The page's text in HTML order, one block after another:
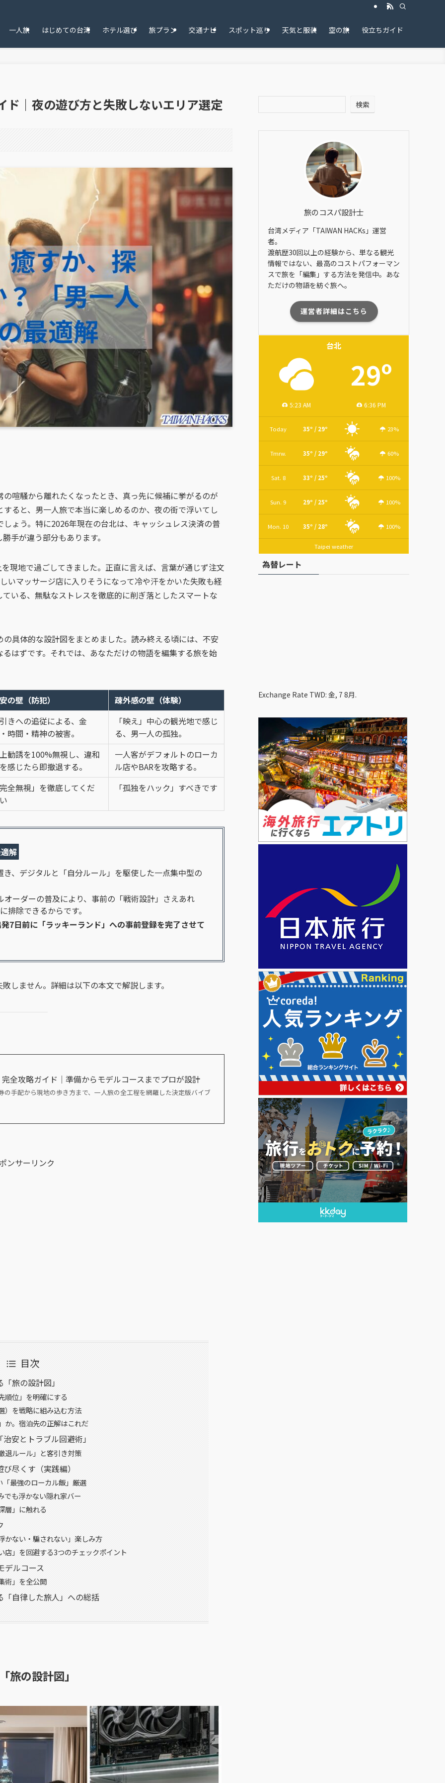
一人旅 はじめての台湾 ホテル選び 旅プラン 交通ナビ スポット巡り 天気と服装 空の旅 役立ちガイド
｜夜の遊び方と失敗しないエリア選定
喧騒から離れたくなったとき、真っ先に候補に挙がるのが
ると、男一人旅で本当に楽しめるのか、夜の街で浮いてし
ょう。特に2026年現在の台北は、キャッシュレス決済の普
手が違う部分もあります。
現地で過ごしてきました。正直に言えば、言葉が通じず注文
いマッサージ店に入りそうになって冷や汗をかいた失敗も経
いる、無駄なストレスを徹底的に削ぎ落としたスマートな
具体的な設計図をまとめました。読み終える頃には、不安
はずです。それでは、あなただけの物語を編集する旅を始
の壁（防犯）
疎外感の壁（体験）
きへの追従による、金
時間・精神の被害。
「映え」中心の観光地で感じ
る、男一人の孤独。
勧誘を100%無視し、違和
感じたら即撤退する。
一人客がデフォルトのローカ
ル店やBARを攻略する。
全無視」を徹底してくだ
「孤独をハック」すべきです
解
、デジタルと「自分ルール」を駆使した一点集中型の
ーダーの普及により、事前の「戦術設計」さえあれ
排除できるからです。
7日前に「ラッキーランド」への事前登録を完了させて
しません。詳細は以下の本文で解説します。
全攻略ガイド｜準備からモデルコースまでプロが設計
の手配から現地の歩き方まで、一人旅の全工程を網羅した決定版バイブ
ンサーリンク
目次
旅の設計図」
順位」を明確にする
）を戦略に組み込む方法
か。宿泊先の正解はこれだ
安とトラブル回避術」
退ルール」と客引き対策
尽くす（実践編）
最強のローカル飯」厳選
でも浮かない隠れ家バー
層」に触れる
かない・騙されない」楽しみ方
店」を回避する3つのチェックポイント
デルコース
術」を全公開
自律した旅人」への総括
旅の設計図」
検索
旅のコスパ設計士
台湾メディア「TAIWAN HACKs」運営
者。
渡航歴30回以上の経験から、単なる観光
情報ではない、最高のコストパフォーマン
スで旅を「編集」する方法を発信中。あな
ただけの物語を紡ぐ旅へ。
運営者詳細はこちら
台北
29º
5:23 AM 6:36 PM
Today 35º / 29º 23%
Tmrw. 35º / 29º 60%
Sat. 8 33º / 25º 100%
Sun. 9 29º / 25º 100%
Mon. 10 35º / 28º 100%
Taipei weather
為替レート
Exchange Rate TWD: 金, 7 8月.